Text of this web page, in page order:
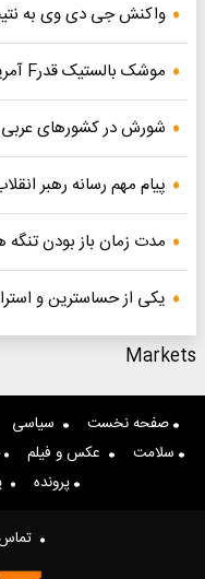
واکنش جی دی وی به
موشک بالستیک قدرF آمریکا را بیچاره کرد
شورش در کشورهای
پیام مهم رسانه رهبر
مدت زمان باز بودن تنگه
یکی از حساسترین و
Markets
صفحه نخست سیاسی
سلامت
عکس و فیلم
پرونده
تماس